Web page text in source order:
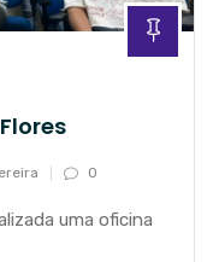
0
uma oficina